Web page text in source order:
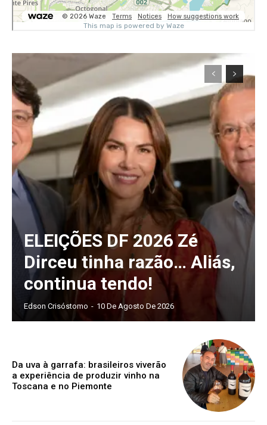
ELEIÇÕES DF 2026 Zé
Dirceu tinha razão… Aliás,
continua tendo!
Edson Crisóstomo - 10 De Agosto De 2026
Da uva à garrafa: brasileiros viverão
a experiência de produzir vinho na
Toscana e no Piemonte